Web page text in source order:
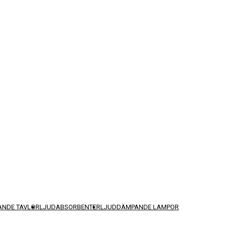
TAVLORLJUDABSORBENTERLJUDDÄMPANDE LAMPOR